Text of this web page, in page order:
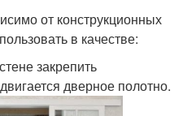
от конструкционных
в качестве:
закрепить
дверное полотно.